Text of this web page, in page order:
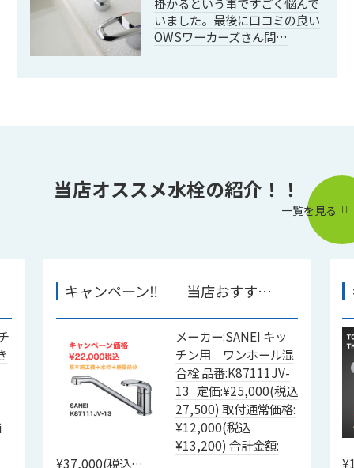
いました。最後に口コミの良い
OWSワーカーズさん問…
当店オススメ水栓の紹介！！
一覧を見る
キャンペーン‼︎ 当店おすす…
メーカー:SANEI キッ
チン用 ワンホール混
合栓 品番:K87111JV-
13 定価:¥25,000(税込
27,500) 取付通常価格:
¥12,000(税込
¥13,200) 合計金額:
¥37,000(税込…